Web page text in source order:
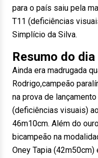
para o país saiu pela
T11 (deficiências
Simplício da Silva.
Resumo do dia
Ainda era madrugada
Rodrigo,campeão
na prova de
(deficiências visuais)
46m10cm. Além do
bicampeão na
Oney Tapia